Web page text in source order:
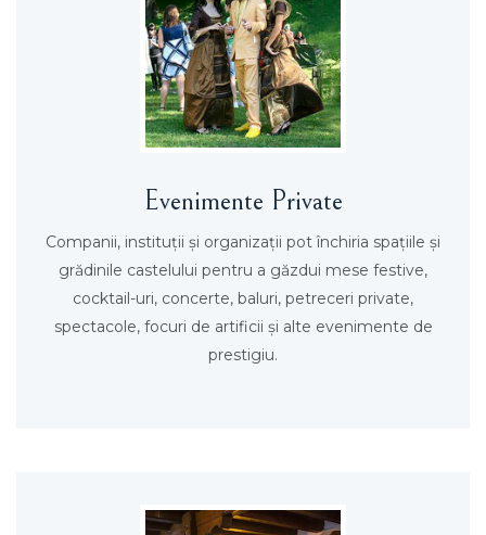
Evenimente Private
Companii, instituţii şi organizaţii pot închiria spaţiile şi
grădinile castelului pentru a găzdui mese festive,
cocktail-uri, concerte, baluri, petreceri private,
spectacole, focuri de artificii şi alte evenimente de
prestigiu.